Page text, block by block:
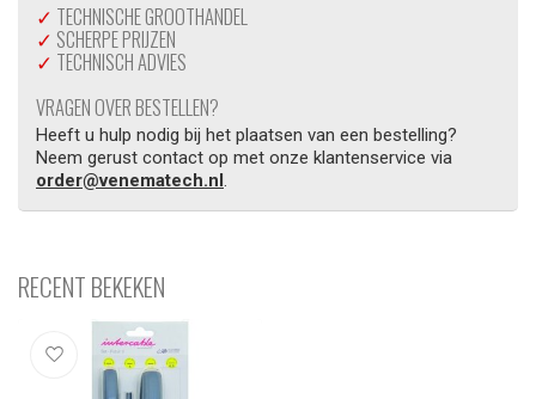
✓ TECHNISCHE GROOTHANDEL
✓ SCHERPE PRIJZEN
✓ TECHNISCH ADVIES
VRAGEN OVER BESTELLEN?
Heeft u hulp nodig bij het plaatsen van een bestelling?
Neem gerust contact op met onze klantenservice via
order@venematech.nl.
RECENT BEKEKEN